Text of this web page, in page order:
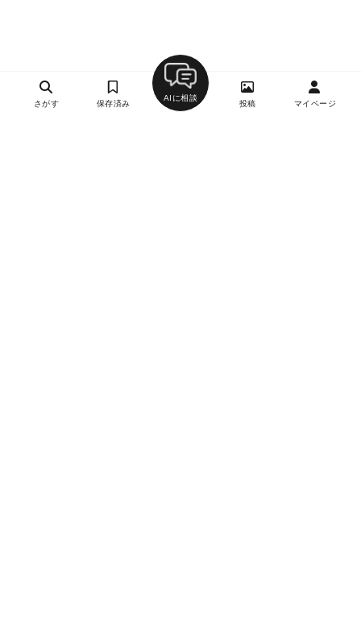
さがす 保存済み
AIに相談
投稿 マイページ